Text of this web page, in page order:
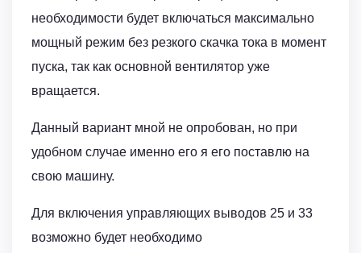
необходимости будет включаться максимально
мощный режим без резкого скачка тока в момент
пуска, так как основной вентилятор уже
вращается.
Данный вариант мной не опробован, но при
удобном случае именно его я его поставлю на
свою машину.
Для включения управляющих выводов 25 и 33
возможно будет необходимо